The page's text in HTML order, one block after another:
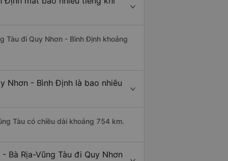
Tàu đi Quy Nhơn - Bình Định khoảng
Nhơn - Bình Định là bao nhiêu
Tàu có chiều dài khoảng 754 km.
Bà Rịa-Vũng Tàu đi Quy Nhơn